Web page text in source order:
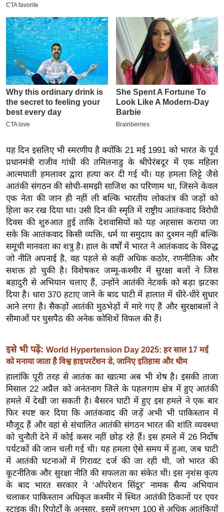
पे
प
र
मि
सा
ल
बे
मि
सा
श
ख्सि
य
त
यं
ग
इं
डि
या
सा
हि
त्य
ज
त
ऑ
टो
व
र्ल्ड
न्यू
ज
ब्री
फ
म
नो
रं
ज
यह दिन इसलिए भी स्मरणीय है क्योंकि 21 मई 1991 को भारत के पूर्व
प्रधानमंत्री राजीव गांधी की तमिलनाडु के श्रीपेरंबदूर में एक महिला
आत्मघाती हमलावर द्वारा हत्या कर दी गई थी। यह हमला लिट्टे जैसे
आतंकी संगठन की सोची-समझी साजिश का परिणाम था, जिसने केवल
एक नेता की जान ही नहीं ली बल्कि भारतीय लोकतंत्र की जड़ों को
हिला कर रख दिया था। उसी दिन की स्मृति में राष्ट्रीय आतंकवाद विरोधी
दिवस की शुरुआत हुई ताकि देशवासियों को यह अहसास कराया जा
सके कि आतंकवाद किसी व्यक्ति, धर्म या समुदाय का दुश्मन नहीं बल्कि
समूची मानवता का शत्रु है। हाल के वर्षों में भारत ने आतंकवाद के विरुद्ध
जो नीति अपनाई है, वह पहले से कहीं अधिक कठोर, रणनीतिक और
सशक्त हो चुकी है। विशेषकर जम्मू-कश्मीर में सुरक्षा बलों ने जिस
बहादुरी से अभियान चलाए हैं, उन्होंने आतंकी नेटवर्क को बड़ा झटका
दिया है। धारा 370 हटाए जाने के बाद घाटी में हालात में धीरे-धीरे सुधार
आने लगा है। सैकड़ों आतंकी मुठभेड़ों में मारे गए हैं और सुरक्षाबलों ने
सीमाओं पर घुसपैठ की अनेक कोशिशें विफल की हैं।
इसे भी पढ़ें: World Hypertension Day 2025: हर साल 17 मई
को मनाया जाता है विश्व हाइपरटेंशन डे, जानिए इतिहास और थीम
हालांकि पूरी तरह से आतंक का खात्मा अब भी शेष है। इसकी ताजा
मिसाल 22 अप्रैल को अनंतनाग जिले के पहलगाम क्षेत्र में हुए आतंकी
हमले में देखी जा सकती है। बैसरन घाटी में हुए इस हमले ने एक बार
फिर स्पष्ट कर दिया कि आतंकवाद की जड़ें अभी भी पाकिस्तान में
मौजूद हैं और वहां से संचालित आतंकी संगठन भारत की शांति व्यवस्था
को चुनौती देने में कोई कसर नहीं छोड़ रहे हैं। इस हमले में 26 निर्दोष
पर्यटकों की जान चली गई थी। यह हमला ऐसे समय में हुआ, जब घाटी
में आतंकी घटनाओं में गिरावट दर्ज की जा रही थी, जो भारत की
कूटनीतिक और सुरक्षा नीति की सफलता का संकेत थी। इस नृशंस कृत्य
के बाद भारत सरकार ने ‘ऑपरेशन सिंदूर’ नामक सैन्य अभियान
चलाकर पाकिस्तान अधिकृत कश्मीर में स्थित आतंकी ठिकानों पर एयर
स्ट्राइक की। रिपोर्टों के अनुसार, इसमें लगभग 100 से अधिक आतंकियों